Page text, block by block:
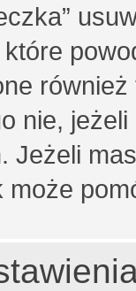
nie,
Jeżeli
może